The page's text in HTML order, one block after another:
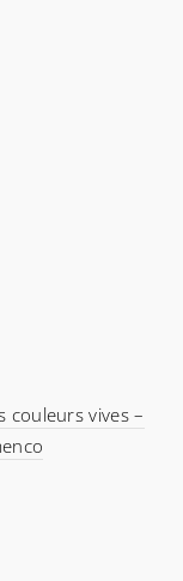
couleurs vives –